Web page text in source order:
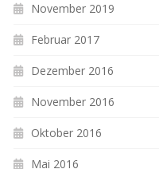
November 2019
Februar 2017
Dezember 2016
November 2016
Oktober 2016
Mai 2016